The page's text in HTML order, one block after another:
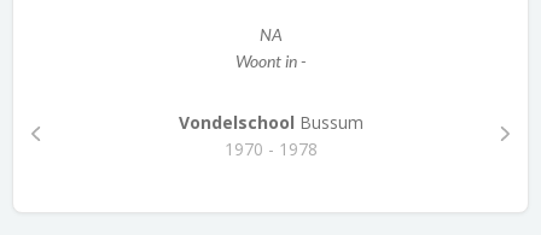
NA
Woont in -
Vondelschool Bussum
1970 - 1978